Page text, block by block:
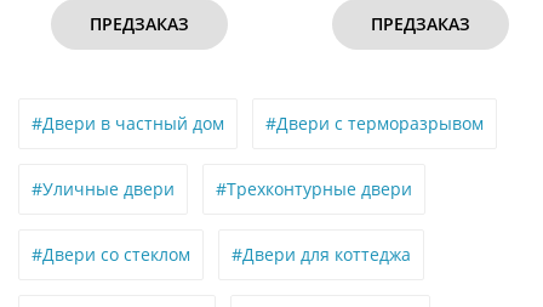
ПРЕДЗАКАЗ ПРЕДЗАКАЗ
#Двери в частный дом #Двери с терморазрывом
#Уличные двери #Трехконтурные двери
#Двери со стеклом #Двери для коттеджа